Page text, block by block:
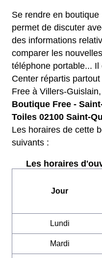
Se rendre en
permet de discuter
des informations
comparer les
téléphone portable...
Center répartis
Free à Villers-
Boutique Free -
Toiles 02100 Saint-
Les horaires de cette
suivants :
Les horaires
Jour
Lundi
Mardi